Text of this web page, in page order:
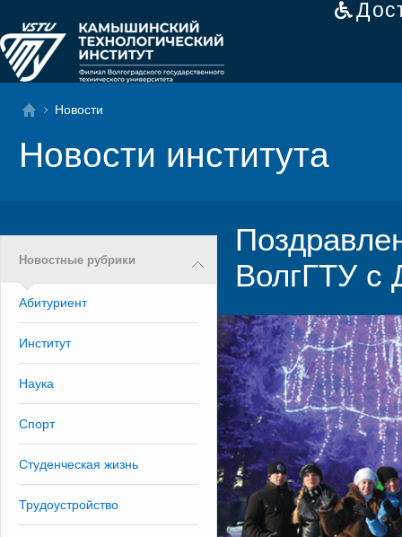
Новости
Новости института
Новостные рубрики
Абитуриент
Институт
Наука
Спорт
Студенческая жизнь
Трудоустройство
ВолгГТУ с